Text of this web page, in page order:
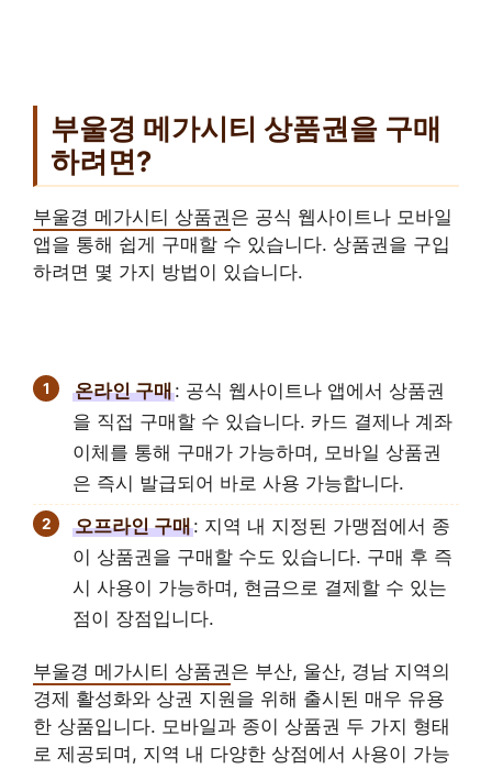
부울경 메가시티 상품권을 구매
하려면?
부울경 메가시티 상품권은 공식 웹사이트나 모바일
앱을 통해 쉽게 구매할 수 있습니다. 상품권을 구입
하려면 몇 가지 방법이 있습니다.
온라인 구매: 공식 웹사이트나 앱에서 상품권
을 직접 구매할 수 있습니다. 카드 결제나 계좌
이체를 통해 구매가 가능하며, 모바일 상품권
은 즉시 발급되어 바로 사용 가능합니다.
오프라인 구매: 지역 내 지정된 가맹점에서 종
이 상품권을 구매할 수도 있습니다. 구매 후 즉
시 사용이 가능하며, 현금으로 결제할 수 있는
점이 장점입니다.
부울경 메가시티 상품권은 부산, 울산, 경남 지역의
경제 활성화와 상권 지원을 위해 출시된 매우 유용
한 상품입니다. 모바일과 종이 상품권 두 가지 형태
로 제공되며, 지역 내 다양한 상점에서 사용이 가능